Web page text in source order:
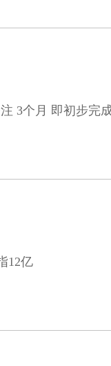
3个月 即初步完
12亿